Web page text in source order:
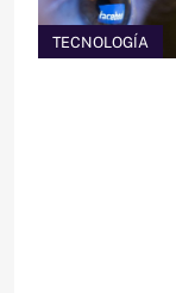
TECNOLOGÍA